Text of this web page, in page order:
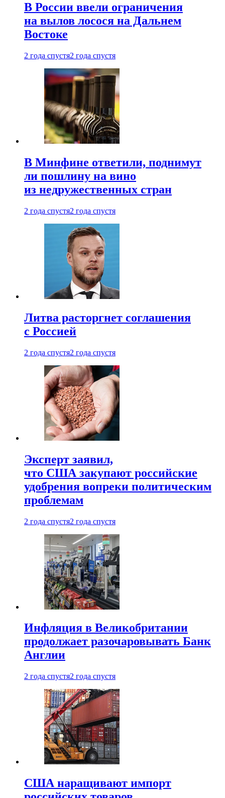
В России ввели ограничения
на вылов лосося на Дальнем
Востоке
2 года спустя2 года спустя
В Минфине ответили, поднимут
ли пошлину на вино
из недружественных стран
2 года спустя2 года спустя
Литва расторгнет соглашения
с Россией
2 года спустя2 года спустя
Эксперт заявил,
что США закупают российские
удобрения вопреки политическим
проблемам
2 года спустя2 года спустя
Инфляция в Великобритании
продолжает разочаровывать Банк
Англии
2 года спустя2 года спустя
США наращивают импорт